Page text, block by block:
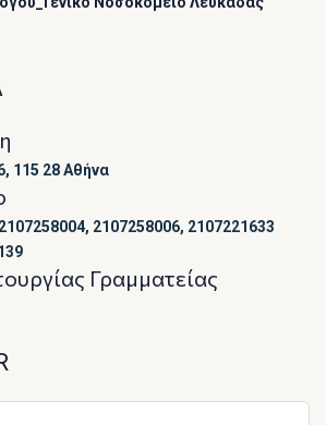
115 28 Αθήνα
2107258006, 2107221633
Γραμματείας